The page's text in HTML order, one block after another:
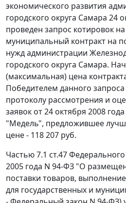
экономического развития
городского округа Самара 24
проведен запрос котировок
муниципальный контракт на
нужд администрации
городского округа Самара.
(максимальная) цена
Победителем данного
протоколу рассмотрения и
заявок от 24 октября 2008
"Медель", предложившее
цене - 118 207 руб.
Частью 7.1 ст.47
2005 года N 94-ФЗ "О
поставки товаров,
для государственных и